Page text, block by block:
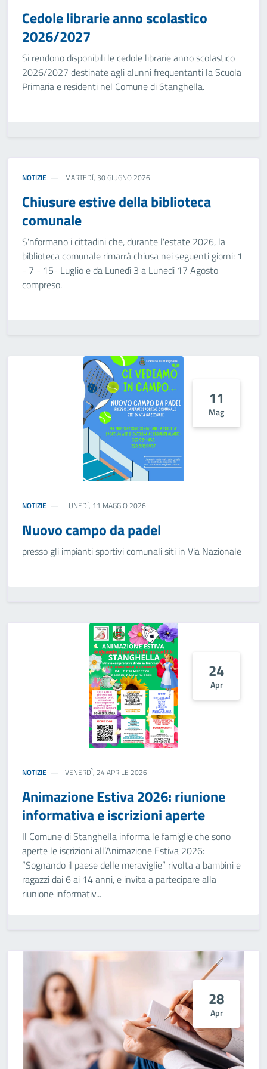
Cedole librarie anno scolastico
2026/2027
Si rendono disponibili le cedole librarie anno scolastico
2026/2027 destinate agli alunni frequentanti la Scuola
Primaria e residenti nel Comune di Stanghella.
NOTIZIE MARTEDÌ, 30 GIUGNO 2026
Chiusure estive della biblioteca
comunale
S'nformano i cittadini che, durante l'estate 2026, la
biblioteca comunale rimarrà chiusa nei seguenti giorni: 1
- 7 - 15- Luglio e da Lunedì 3 a Lunedì 17 Agosto
compreso.
11
Mag
NOTIZIE LUNEDÌ, 11 MAGGIO 2026
Nuovo campo da padel
presso gli impianti sportivi comunali siti in Via Nazionale
24
Apr
NOTIZIE VENERDÌ, 24 APRILE 2026
Animazione Estiva 2026: riunione
informativa e iscrizioni aperte
Il Comune di Stanghella informa le famiglie che sono
aperte le iscrizioni all’Animazione Estiva 2026:
“Sognando il paese delle meraviglie” rivolta a bambini e
ragazzi dai 6 ai 14 anni, e invita a partecipare alla
riunione informativ...
28
Apr